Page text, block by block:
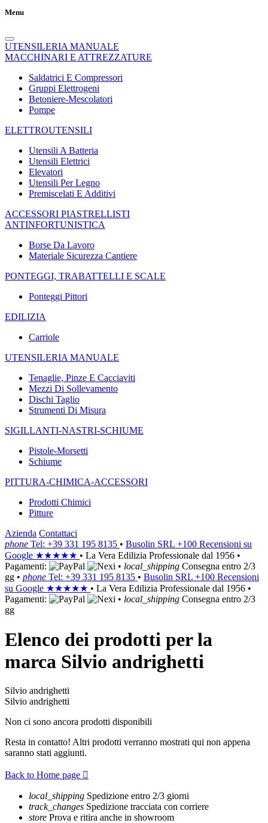
Menu
UTENSILERIA MANUALE
MACCHINARI E ATTREZZATURE
Saldatrici E Compressori
Gruppi Elettrogeni
Betoniere-Mescolatori
Pompe
ELETTROUTENSILI
Utensili A Batteria
Utensili Elettrici
Elevatori
Utensili Per Legno
Premiscelati E Additivi
ACCESSORI PIASTRELLISTI
ANTINFORTUNISTICA
Borse Da Lavoro
Materiale Sicurezza Cantiere
PONTEGGI, TRABATTELLI E SCALE
Ponteggi Pittori
EDILIZIA
Carriole
UTENSILERIA MANUALE
Tenaglie, Pinze E Cacciaviti
Mezzi Di Sollevamento
Dischi Taglio
Strumenti Di Misura
SIGILLANTI-NASTRI-SCHIUME
Pistole-Morsetti
Schiume
PITTURA-CHIMICA-ACCESSORI
Prodotti Chimici
Pitture
Azienda Contattaci
phone Tel: +39 331 195 8135 • Busolin SRL +100 Recensioni su
Google ★★★★★ • La Vera Edilizia Professionale dal 1956 •
Pagamenti:
• local_shipping Consegna entro 2/3
gg • phone Tel: +39 331 195 8135 • Busolin SRL +100 Recensioni
su Google ★★★★★ • La Vera Edilizia Professionale dal 1956 •
Pagamenti:
• local_shipping Consegna entro 2/3
gg
Elenco dei prodotti per la
marca Silvio andrighetti
Silvio andrighetti
Silvio andrighetti
Non ci sono ancora prodotti disponibili
Resta in contatto! Altri prodotti verranno mostrati qui non appena
saranno stati aggiunti.
Back to Home page 
local_shipping Spedizione entro 2/3 giorni
track_changes Spedizione tracciata con corriere
store Prova e ritira anche in showroom